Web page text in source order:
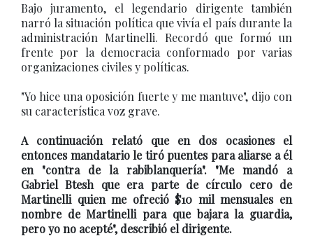
Bajo juramento, el legendario dirigente también
narró la situación política que vivía el país durante la
administración Martinelli. Recordó que formó un
frente por la democracia conformado por varias
organizaciones civiles y políticas.
"Yo hice una oposición fuerte y me mantuve", dijo con
su característica voz grave.
A continuación relató que en dos ocasiones el
entonces mandatario le tiró puentes para aliarse a él
en "contra de la rabiblanquería". "Me mandó a
Gabriel Btesh que era parte de círculo cero de
Martinelli quien me ofreció $10 mil mensuales en
nombre de Martinelli para que bajara la guardia,
pero yo no acepté", describió el dirigente.